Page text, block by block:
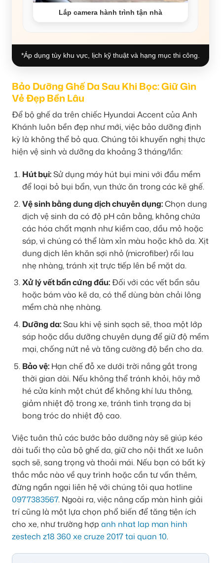
Lắp camera hành trình tận nhà
*Áp dụng tùy khu vực, lịch kỹ thuật và hạng mục thi công.
Bảo Dưỡng Ghế Da Sau Khi Bọc: Giữ Gìn
Vẻ Đẹp Bền Lâu
Để bộ ghế da trên chiếc Hyundai Accent của Anh
Khánh luôn bền đẹp như mới, việc bảo dưỡng định
kỳ là không thể bỏ qua. Chúng tôi khuyến nghị thực
hiện vệ sinh và dưỡng da khoảng 3 tháng/lần:
Hút bụi:Sử dụng máy hút bụi mini với đầu mềm
để loại bỏ bụi bẩn, vụn thức ăn trong các kẽ ghế.
Vệ sinh bằng dung dịch chuyên dụng:Chọn dung
dịch vệ sinh da có độ pH cân bằng, không chứa
các hóa chất mạnh như kiềm cao, dầu mỏ hoặc
sáp, vì chúng có thể làm xỉn màu hoặc khô da. Xịt
dung dịch lên khăn sợi nhỏ (microfiber) rồi lau
nhẹ nhàng, tránh xịt trực tiếp lên bề mặt da.
Xử lý vết bẩn cứng đầu:Đối với các vết bẩn sâu
hoặc bám vào kẽ da, có thể dùng bàn chải lông
mềm chà nhẹ nhàng.
Dưỡng da:Sau khi vệ sinh sạch sẽ, thoa một lớp
sáp hoặc dầu dưỡng chuyên dụng để giữ độ mềm
mại, chống nứt nẻ và tăng cường độ bền cho da.
Bảo vệ:Hạn chế đỗ xe dưới trời nắng gắt trong
thời gian dài. Nếu không thể tránh khỏi, hãy mở
hé cửa kính một chút để không khí lưu thông,
giảm nhiệt độ trong xe, tránh tình trạng da bị
bong tróc do nhiệt độ cao.
Việc tuân thủ các bước bảo dưỡng này sẽ giúp kéo
dài tuổi thọ của bộ ghế da, giữ cho nội thất xe luôn
sạch sẽ, sang trọng và thoải mái. Nếu bạn có bất kỳ
thắc mắc nào về quy trình hoặc cần tư vấn thêm,
đừng ngần ngại liên hệ với chúng tôi qua hotline
0977383567. Ngoài ra, việc nâng cấp màn hình giải
trí cũng là một lựa chọn phổ biến để tăng tiện ích
cho xe, như trường hợp anh nhat lap man hinh
zestech z18 360 xe cruze 2017 tai quan 10.